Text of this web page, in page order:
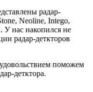
радар-
Neoline, Intego,
У нас накопился не
радар-деткторов
поможем
детктора.